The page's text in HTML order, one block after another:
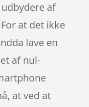
af
at det ikke
lave en
af nul-
at ved at